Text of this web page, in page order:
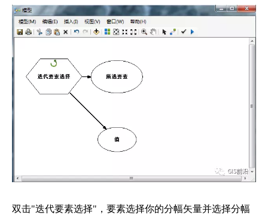
双击"迭代要素选择"，要素选择你的分幅矢量并选择分幅